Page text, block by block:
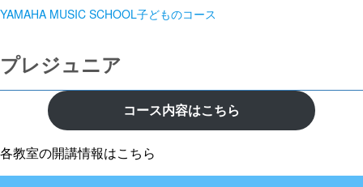
YAMAHA MUSIC SCHOOL子どものコース
プレジュニア
コース内容はこちら
各教室の開講情報はこちら